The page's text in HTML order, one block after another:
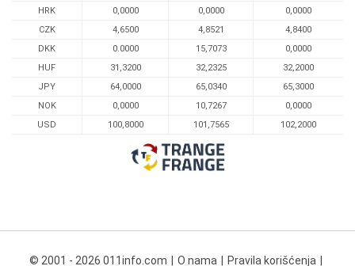
HRK
0,0000 0,0000
0,0000
CZK
4,6500 4,8521
4,8400
DKK
0.0000 15,7073
0,0000
HUF
31,3200 32,2325
32,2000
JPY
64,0000 65,0340
65,3000
NOK
0,0000 10,7267
0,0000
USD
100,8000 101,7565 102,2000
© 2001 - 2026 011info.com O nama Pravila korišćenja